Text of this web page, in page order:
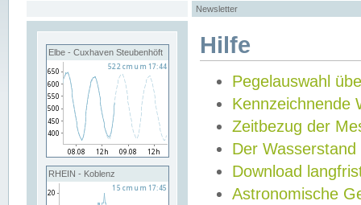
Newsletter
Elbe - Cuxhaven Steubenhöft
RHEIN - Koblenz
Hilfe
Pegelauswahl
Kennzeichnende
Zeitbezug der
Der Wasserstand
Download
Astronomische